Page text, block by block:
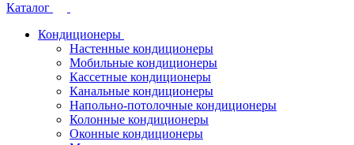
Каталог
Кондиционеры
Настенные кондиционеры
Мобильные кондиционеры
Кассетные кондиционеры
Канальные кондиционеры
Напольно-потолочные кондиционеры
Колонные кондиционеры
Оконные кондиционеры